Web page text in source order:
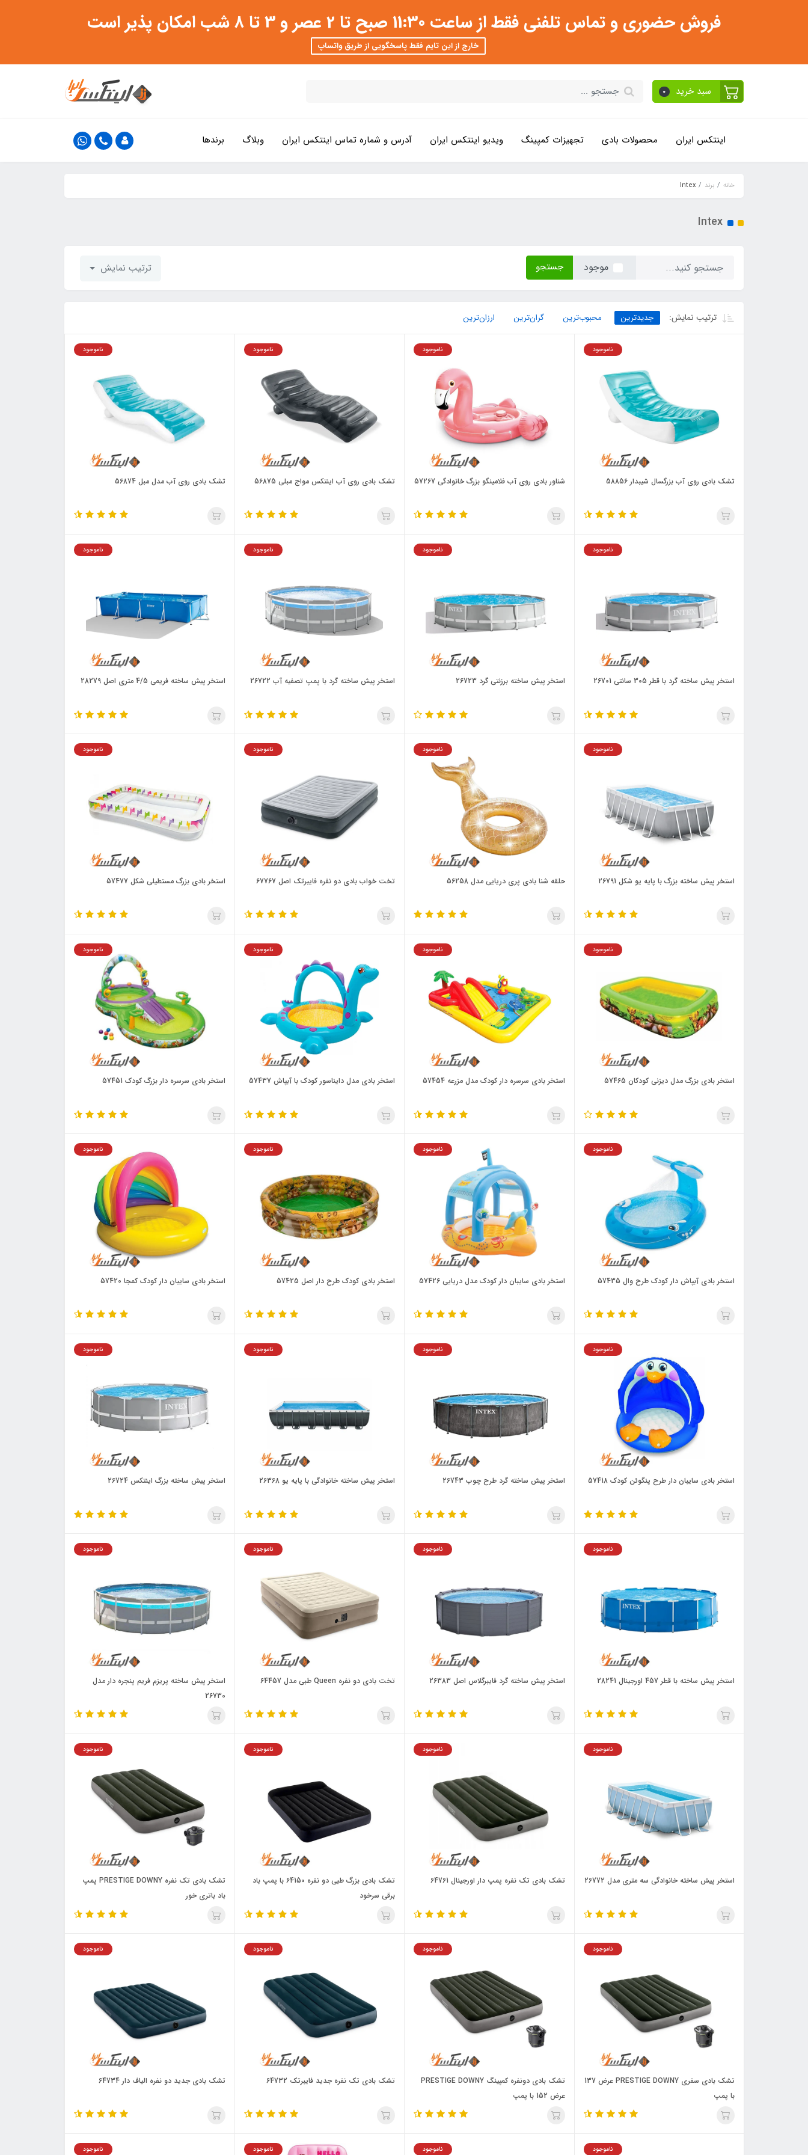
فروش حضوری و تماس تلفنی فقط از ساعت 11:30 صبح تا 2 عصر و 3 تا 8 شب امکان پذیر است
خارج از این تایم فقط پاسخگویی از طریق واتساپ
سبد خرید 0
اینتکس ایران محصولات بادی تجهیزات کمپینگ ویدیو اینتکس ایران آدرس و شماره تماس اینتکس ایران وبلاگ برندها
خانه برند Intex
Intex
موجود جستجو ترتیب نمایش
ترتیب نمایش: جدیدترین محبوب‌ترین گران‌ترین ارزان‌ترین
ناموجود
تشک بادی روی آب بزرگسال شیبدار 58856
ناموجود
شناور بادی روی آب فلامینگو بزرگ خانوادگی 57267
ناموجود
تشک بادی روی آب اینتکس مواج مبلی 56875
ناموجود
تشک بادی روی آب مدل مبل 56874
ناموجود
استخر پیش ساخته گرد با قطر 305 سانتی 26701
ناموجود
استخر پیش ساخته برزنتی گرد 26723
ناموجود
استخر پیش ساخته گرد با پمپ تصفیه آب 26722
ناموجود
استخر پیش ساخته فریمی 4/5 متری اصل 28279
ناموجود
استخر پیش ساخته بزرگ با پایه یو شکل 26791
ناموجود
حلقه شنا بادی پری دریایی مدل 56258
ناموجود
تخت خواب بادی دو نفره فایبرتک اصل 67767
ناموجود
استخر بادی بزرگ مستطیلی شکل 57477
ناموجود
استخر بادی بزرگ مدل دیزنی کودکان 57465
ناموجود
استخر بادی سرسره دار کودک مدل مزرعه 57454
ناموجود
استخر بادی مدل دایناسور کودک با آبپاش 57437
ناموجود
استخر بادی سرسره دار بزرگ کودک 57451
ناموجود
استخر بادی آبپاش دار کودک طرح وال 57435
ناموجود
استخر بادی سایبان دار کودک مدل دریایی 57426
ناموجود
استخر بادی کودک طرح دار اصل 57425
ناموجود
استخر بادی سایبان دار کودک کمجا 57420
ناموجود
استخر بادی سایبان دار طرح پنگوئن کودک 57418
ناموجود
استخر پیش ساخته گرد طرح چوب 26743
ناموجود
استخر پیش ساخته خانوادگی با پایه یو 26368
ناموجود
استخر پیش ساخته بزرگ اینتکس 26724
ناموجود
استخر پیش ساخته با قطر 457 اورجینال 28241
ناموجود
استخر پیش ساخته گرد فایبرگلاس اصل 26383
ناموجود
تخت بادی دو نفره Queen طبی مدل 64457
ناموجود
استخر پیش ساخته پریزم فریم پنجره دار مدل
26730
ناموجود
استخر پیش ساخته خانوادگی سه متری مدل 26772
ناموجود
تشک بادی تک نفره پمپ دار اورجینال 64761
ناموجود
تشک بادی بزرگ طبی دو نفره 64150 با پمپ باد
برقی سرخود
ناموجود
تشک بادی تک نفره PRESTIGE DOWNY پمپ
باد باتری خور
ناموجود
تشک بادی سفری PRESTIGE DOWNY عرض 137
با پمپ
ناموجود
تشک بادی دونفره کمپینگ PRESTIGE DOWNY
عرض 152 با پمپ
ناموجود
تشک بادی تک نفره جدید فایبرتک 64732
ناموجود
تشک بادی جدید دو نفره الیاف دار 64734
ناموجود ناموجود ناموجود ناموجود